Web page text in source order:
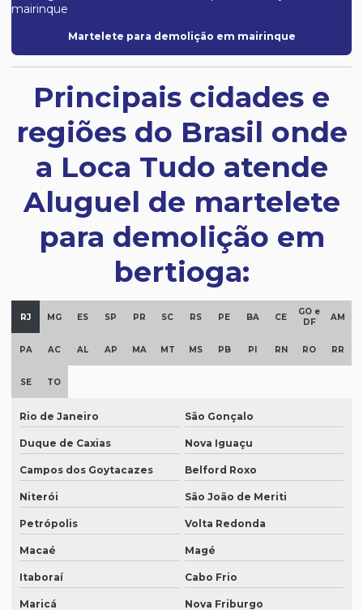
Martelete para demolição em mairinque
Principais cidades e
regiões do Brasil onde
a Loca Tudo atende
Aluguel de martelete
para demolição em
bertioga:
RJ MG ES SP PR SC RS PE BA CE
GO e
DF
AM
PA AC AL AP MA MT MS PB PI RN RO RR
SE TO
Rio de Janeiro São Gonçalo
Duque de Caxias Nova Iguaçu
Campos dos Goytacazes Belford Roxo
Niterói São João de Meriti
Petrópolis Volta Redonda
Macaé Magé
Itaboraí Cabo Frio
Maricá Nova Friburgo